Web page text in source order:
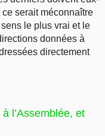
serait méconnaître
le plus vrai et le
données à
directement
l’Assemblée, et